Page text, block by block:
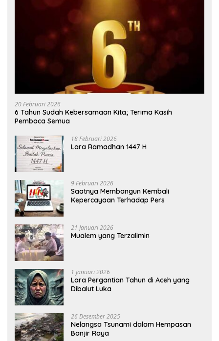
20 Februari 2026
6 Tahun Sudah Kebersamaan Kita; Terima Kasih
Pembaca Semua
18 Februari 2026
Lara Ramadhan 1447 H
9 Februari 2026
Saatnya Membangun Kembali
Kepercayaan Terhadap Pers
21 Januari 2026
Mualem yang Terzalimin
1 Januari 2026
Lara Pergantian Tahun di Aceh yang
Dibalut Luka
26 Desember 2025
Nelangsa Tsunami dalam Hempasan
Banjir Raya